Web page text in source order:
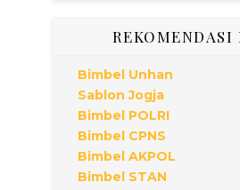
REKOMENDASI
Bimbel Unhan
Sablon Jogja
Bimbel POLRI
Bimbel CPNS
Bimbel AKPOL
Bimbel STAN